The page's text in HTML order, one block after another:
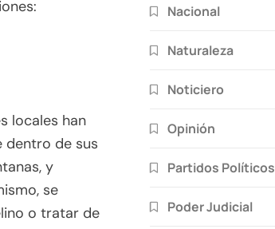
locales han
dentro de sus
y
se
o tratar de
Nacional
Naturaleza
Noticiero
Opinión
Partidos Políticos
Poder Judicial